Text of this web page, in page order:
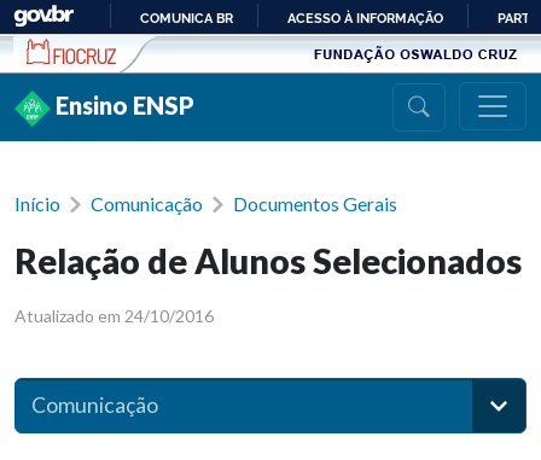
Ir para conteúdo
PARA
COMUNICA BR ACESSO À INFORMAÇÃO
Ensino ENSP
Início Comunicação Documentos Gerais
Relação de Alunos Selecionados
Atualizado em 24/10/2016
Comunicação